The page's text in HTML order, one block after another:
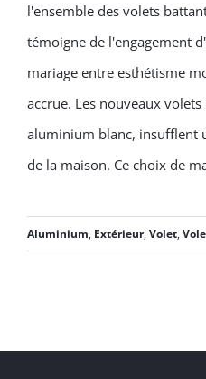
l'ensemble des volets
témoigne de l'engagement
mariage entre esthétisme
accrue. Les nouveaux
aluminium blanc, insufflent
de la maison. Ce choix de
Aluminium, Extérieur, Volet,